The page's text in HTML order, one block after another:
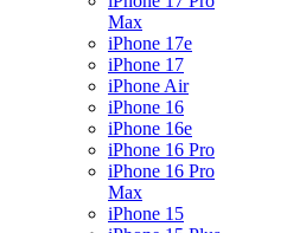
Max
iPhone 17e
iPhone 17
iPhone Air
iPhone 16
iPhone 16e
iPhone 16 Pro
iPhone 16 Pro
Max
iPhone 15